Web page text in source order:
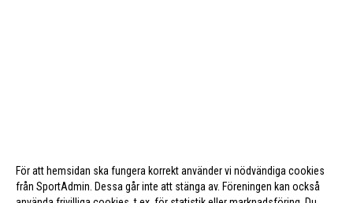
För att hemsidan ska fungera korrekt använder vi nödvändiga cookies
från SportAdmin. Dessa går inte att stänga av. Föreningen kan också